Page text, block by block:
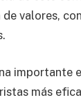
valores,
importante
más